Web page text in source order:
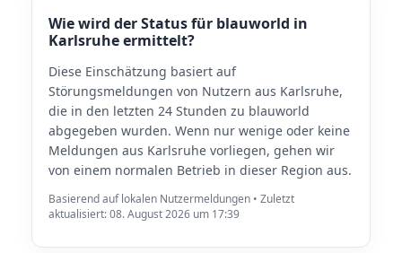
Wie wird der Status für blauworld in
Karlsruhe ermittelt?
Diese Einschätzung basiert auf
Störungsmeldungen von Nutzern aus Karlsruhe,
die in den letzten 24 Stunden zu blauworld
abgegeben wurden. Wenn nur wenige oder keine
Meldungen aus Karlsruhe vorliegen, gehen wir
von einem normalen Betrieb in dieser Region aus.
Basierend auf lokalen Nutzermeldungen • Zuletzt
aktualisiert: 08. August 2026 um 17:39